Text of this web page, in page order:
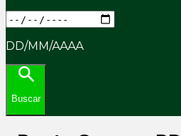
DD/MM/AAAA
Buscar